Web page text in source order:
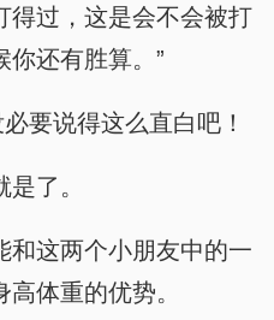
得过，这是会不会被打
你还有胜算。”
要说得这么直白吧！
了。
和这两个小朋友中的一
体重的优势。